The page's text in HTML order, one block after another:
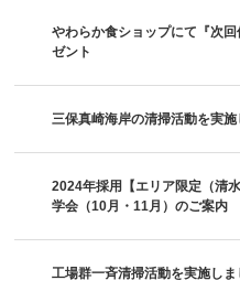
やわらか食ショップにて『次
ゼント
三保真崎海岸の清掃活動を実施
2024年採用【エリア限定（清
学会（10月・11月）のご案内
工場群一斉清掃活動を実施しま